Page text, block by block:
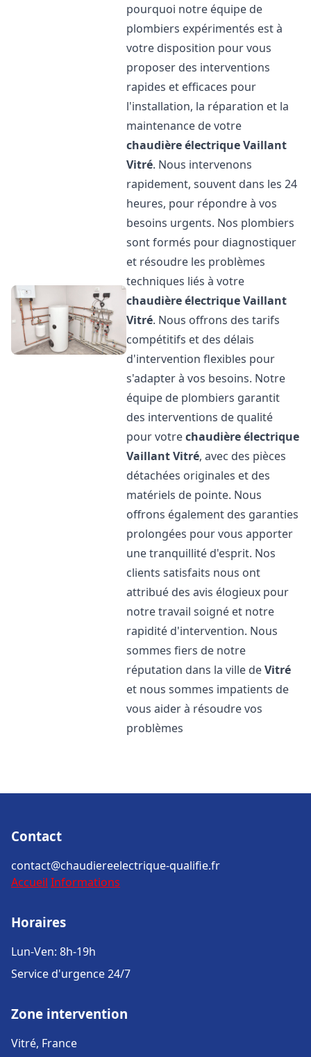
pourquoi notre équipe de
plombiers expérimentés est à
votre disposition pour vous
proposer des interventions
rapides et efficaces pour
l'installation, la réparation et la
maintenance de votre
chaudière électrique Vaillant
Vitré. Nous intervenons
rapidement, souvent dans les 24
heures, pour répondre à vos
besoins urgents. Nos plombiers
sont formés pour diagnostiquer
et résoudre les problèmes
techniques liés à votre
chaudière électrique Vaillant
Vitré. Nous offrons des tarifs
compétitifs et des délais
d'intervention flexibles pour
s'adapter à vos besoins. Notre
équipe de plombiers garantit
des interventions de qualité
pour votrechaudière électrique
VaillantVitré, avec des pièces
détachées originales et des
matériels de pointe. Nous
offrons également des garanties
prolongées pour vous apporter
une tranquillité d'esprit. Nos
clients satisfaits nous ont
attribué des avis élogieux pour
notre travail soigné et notre
rapidité d'intervention. Nous
sommes fiers de notre
réputation dans la ville deVitré
et nous sommes impatients de
vous aider à résoudre vos
problèmes
Contact
contact@chaudiereelectrique-qualifie.fr
Accueil Informations
Horaires
Lun-Ven: 8h-19h
Service d'urgence 24/7
Zone intervention
Vitré, France